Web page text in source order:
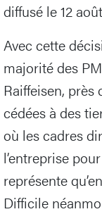
diffusé le 12
Avec cette
majorité des
Raiffeisen,
cédées à des
où les cadres
l’entreprise
représente
Difficile